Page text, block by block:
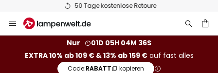
50 Tage kostenlose Retoure
Inhalt
Nur
01D 05H 04M 36S
EXTRA 10% ab 109 € & 13% ab 159 €auf fast alles
Code:RABATT kopieren